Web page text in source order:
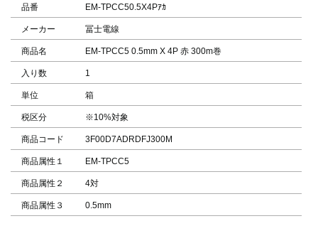
品番 EM-TPCC50.5X4Pｱｶ
メーカー 冨士電線
商品名 EM-TPCC5 0.5mm X 4P 赤 300m巻
入り数 1
単位 箱
税区分 ※10%対象
商品コード 3F00D7ADRDFJ300M
商品属性１ EM-TPCC5
商品属性２ 4対
商品属性３ 0.5mm